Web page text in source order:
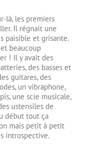
là, les premiers
Il régnait une
paisible et grisante.
beaucoup
! Il y avait des
des basses et
guitares, des
un vibraphone,
une scie musicale,
ustensiles de
début tout ça
mais petit à petit
introspective.